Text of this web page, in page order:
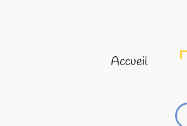
Accueil